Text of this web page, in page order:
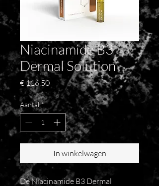
Niacinamide B3
Dermal Solution
€ 116,50Prijs
Aantal *
In winkelwagen
De Niacinamide B3 Dermal